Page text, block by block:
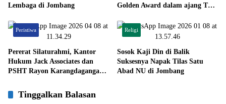
Lembaga di Jombang
Golden Award dalam ajang TOP
konsistensi kinerja serta
komitmen terhadap inovasi yang
Peristiwa
Pererat Silaturahmi, Kantor
Hukum Jack Associates dan
PSHT Rayon Karangdagangan
Religi
Sosok Kaji Din di Balik
Suksesnya Napak Tilas Satu
Abad NU di Jombang
Tinggalkan Balasan